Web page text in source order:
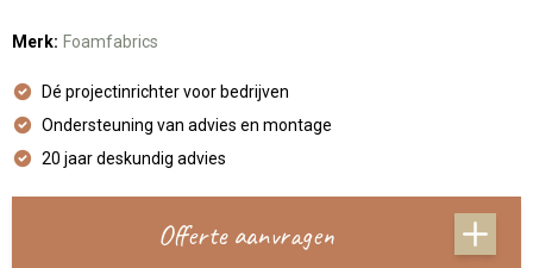
Merk: Foamfabrics
Dé projectinrichter voor bedrijven
Ondersteuning van advies en montage
20 jaar deskundig advies
Offerte aanvragen